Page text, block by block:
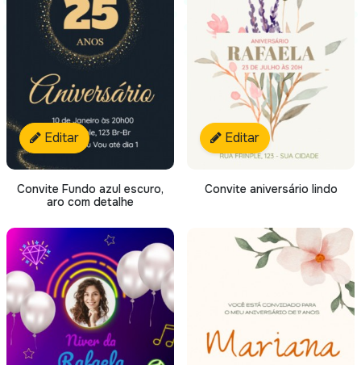
Editar
Convite Fundo azul escuro,
aro com detalhe
Editar
Convite aniversário lindo